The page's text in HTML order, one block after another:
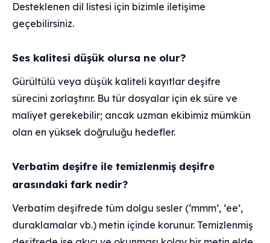
Desteklenen dil listesi için bizimle iletişime
geçebilirsiniz.
Ses kalitesi düşük olursa ne olur?
Gürültülü veya düşük kaliteli kayıtlar deşifre
sürecini zorlaştırır. Bu tür dosyalar için ek süre ve
maliyet gerekebilir; ancak uzman ekibimiz mümkün
olan en yüksek doğruluğu hedefler.
Verbatim deşifre ile temizlenmiş deşifre
arasındaki fark nedir?
Verbatim deşifrede tüm dolgu sesler (‘mmm’, ‘ee’,
duraklamalar vb.) metin içinde korunur. Temizlenmiş